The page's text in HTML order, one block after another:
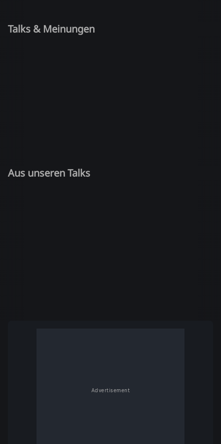
Talks & Meinungen
Aus unseren Talks
Advertisement